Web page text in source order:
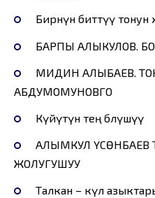
Бирөөнүн биттүү
БАРПЫ АЛЫКУЛОВ.
МИДИН АЛЫБАЕВ.
АБДУМОМУНОВГО
Күйүтүн тең бөлүшүү
АЛЫМКУЛ ҮСӨНБАЕВ
ЖОЛУГУШУУ
Талкан – күл